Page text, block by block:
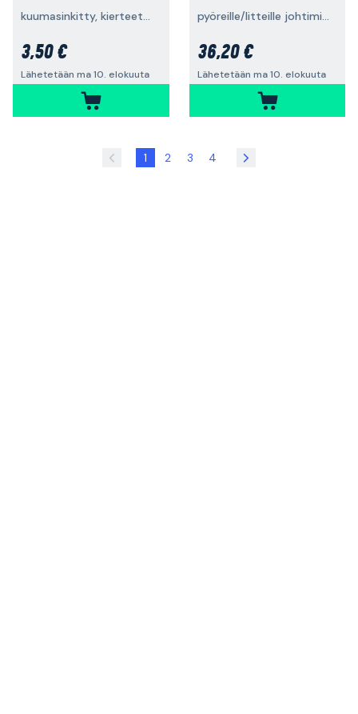
kuumasinkitty, kierteetön
3,50 €
Lähetetään ma 10. elokuuta
pyöreille/litteille johtimille
36,20 €
Lähetetään ma 10. elokuuta
1 2 3 4